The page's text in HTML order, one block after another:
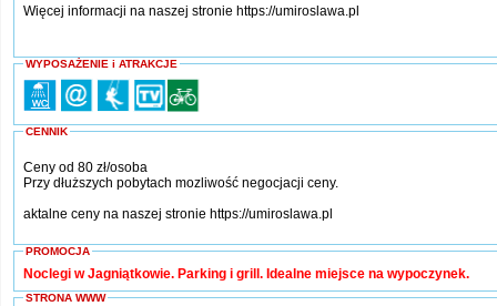
Więcej informacji na naszej stronie https://umiroslawa.pl
WYPOSAŻENIE i ATRAKCJE
CENNIK
Ceny od 80 zł/osoba
Przy dłuższych pobytach mozliwość negocjacji ceny.
aktalne ceny na naszej stronie https://umiroslawa.pl
PROMOCJA
Noclegi w Jagniątkowie. Parking i grill. Idealne miejsce na wypoczynek.
STRONA WWW